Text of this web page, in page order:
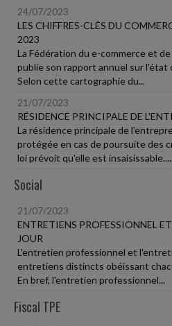
24/07/2023
LES CHIFFRES-CLÉS DU
2023
La Fédération du e-commerce et
publie son rapport annuel sur l'état
Selon cette cartographie du...
21/07/2023
RÉSIDENCE PRINCIPALE DE
La résidence principale de
protégée en cas de poursuite des
loi prévoit qu'elle est insaisissable....
Social
21/07/2023
ENTRETIENS PROFESSIONNEL
JOUR
L'entretien professionnel et
entretiens distincts obéissant
En bref, l'entretien professionnel...
Fiscal TPE